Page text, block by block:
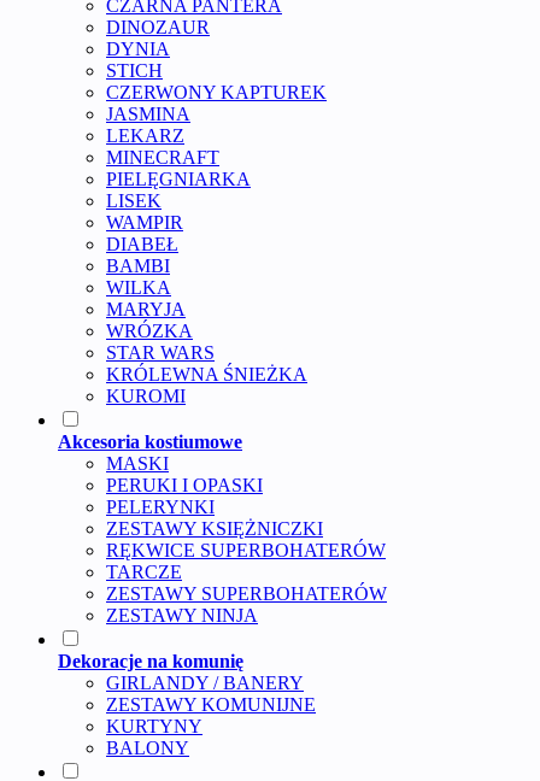
CZARNA PANTERA
DINOZAUR
DYNIA
STICH
CZERWONY KAPTUREK
JASMINA
LEKARZ
MINECRAFT
PIELĘGNIARKA
LISEK
WAMPIR
DIABEŁ
BAMBI
WILKA
MARYJA
WRÓZKA
STAR WARS
KRÓLEWNA ŚNIEŻKA
KUROMI
Akcesoria kostiumowe
MASKI
PERUKI I OPASKI
PELERYNKI
ZESTAWY KSIĘŻNICZKI
RĘKWICE SUPERBOHATERÓW
TARCZE
ZESTAWY SUPERBOHATERÓW
ZESTAWY NINJA
Dekoracje na komunię
GIRLANDY / BANERY
ZESTAWY KOMUNIJNE
KURTYNY
BALONY